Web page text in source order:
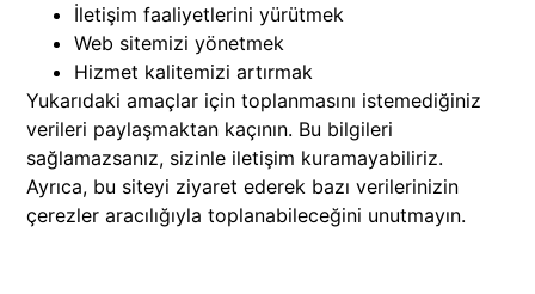
İletişim faaliyetlerini yürütmek
Web sitemizi yönetmek
Hizmet kalitemizi artırmak
Yukarıdaki amaçlar için toplanmasını istemediğiniz
verileri paylaşmaktan kaçının. Bu bilgileri
sağlamazsanız, sizinle iletişim kuramayabiliriz.
Ayrıca, bu siteyi ziyaret ederek bazı verilerinizin
çerezler aracılığıyla toplanabileceğini unutmayın.